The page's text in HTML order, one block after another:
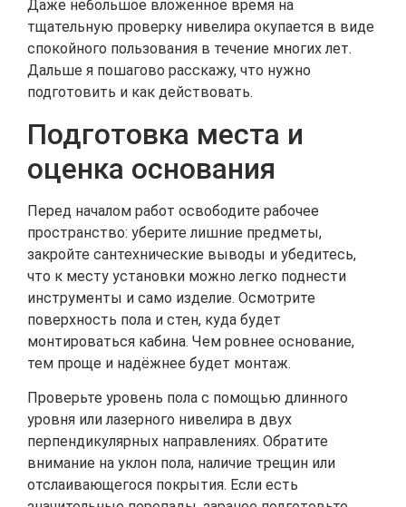
Даже небольшое вложенное время на
тщательную проверку нивелира окупается в виде
спокойного пользования в течение многих лет.
Дальше я пошагово расскажу, что нужно
подготовить и как действовать.
Подготовка места и
оценка основания
Перед началом работ освободите рабочее
пространство: уберите лишние предметы,
закройте сантехнические выводы и убедитесь,
что к месту установки можно легко поднести
инструменты и само изделие. Осмотрите
поверхность пола и стен, куда будет
монтироваться кабина. Чем ровнее основание,
тем проще и надёжнее будет монтаж.
Проверьте уровень пола с помощью длинного
уровня или лазерного нивелира в двух
перпендикулярных направлениях. Обратите
внимание на уклон пола, наличие трещин или
отслаивающегося покрытия. Если есть